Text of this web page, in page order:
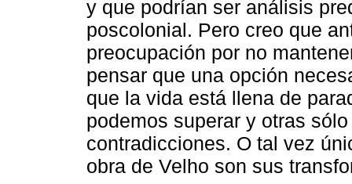
y que podrían ser análisis
poscolonial. Pero creo que
preocupación por no
pensar que una opción
que la vida está llena de
podemos superar y otras
contradicciones. O tal vez
obra de Velho son sus